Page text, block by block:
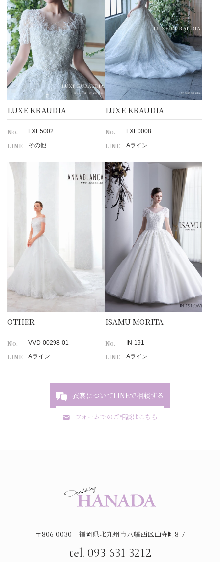
LUXE KRAUDIA
No. LXE5002
LINE その他
LUXE KRAUDIA
No. LXE0008
LINE Aライン
OTHER
No. VVD-00298-01
LINE Aライン
ISAMU MORITA
No. IN-191
LINE Aライン
衣裳についてLINEで相談する
フォームでのご相談はこちら
〒806-0030 福岡県北九州市八幡西区山寺町8-7
tel. 093 631 3212